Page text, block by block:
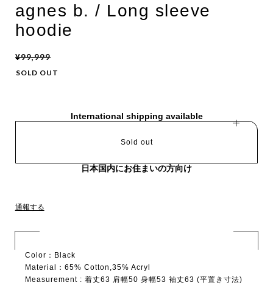
agnes b. / Long sleeve
hoodie
¥99,999
SOLD OUT
International shipping available
Sold out
日本国内にお住まいの方向け
通報する
Color：Black
Material：65% Cotton,35% Acryl
Measurement : 着丈63 肩幅50 身幅53 袖丈63 (平置き寸法)